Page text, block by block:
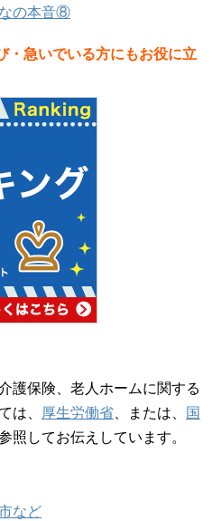
の本音⑧
・急いでいる方にもお役に立
護保険、老人ホームに関する
は、 厚生労働省 、または、 国
照してお伝えしています。
など